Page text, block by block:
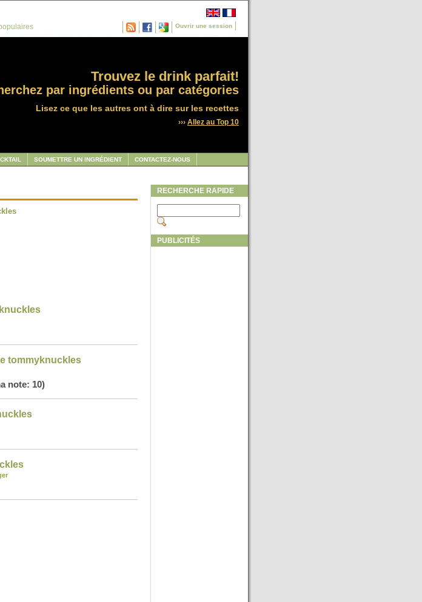
Ouvrir une session
Trouvez le drink parfait!
par ingrédients ou par catégories
Lisez ce que les autres ont à dire sur les recettes
››› Allez au Top 10
SOUMETTRE UN INGRÉDIENT CONTACTEZ-NOUS
tommyknuckles
note: 10)
RECHERCHE RAPIDE
PUBLICITÉS